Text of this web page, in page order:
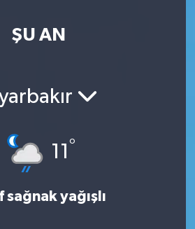
ŞU AN
11°
sağnak yağışlı